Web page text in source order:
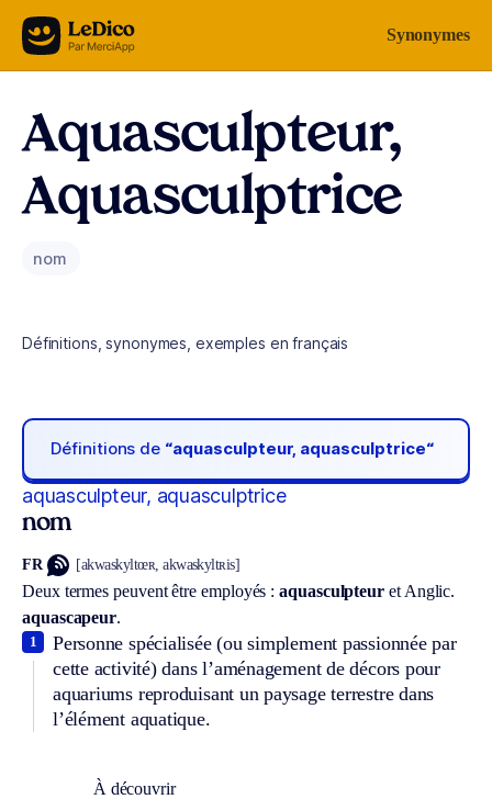
Aller au contenu Synonymes
Aquasculpteur,
Aquasculptrice
nom
Définitions, synonymes, exemples en français
Définitions de “aquasculpteur, aquasculptrice“
aquasculpteur, aquasculptrice
nom
FR [akwaskyltœʀ, akwaskyltʀis]
Deux termes peuvent être employés :aquasculpteur et Anglic.
aquascapeur.
Personne spécialisée (ou simplement passionnée par
cette activité) dans l’aménagement de décors pour
aquariums reproduisant un paysage terrestre dans
l’élément aquatique.
1
À découvrir